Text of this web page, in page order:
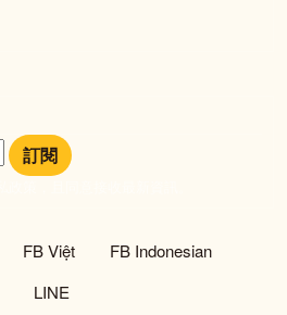
訂閱
FB Việt
FB Indonesian
LINE